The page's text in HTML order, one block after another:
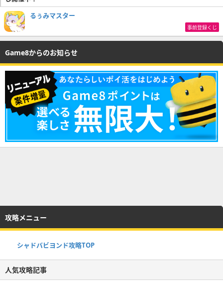
るぅみマスター
事前登録くじ
Game8からのお知らせ
攻略メニュー
シャドバビヨンド攻略TOP
人気攻略記事